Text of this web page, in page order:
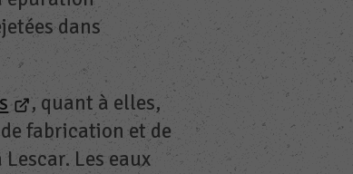
dans
, quant à elles,
fabrication et de
Les eaux